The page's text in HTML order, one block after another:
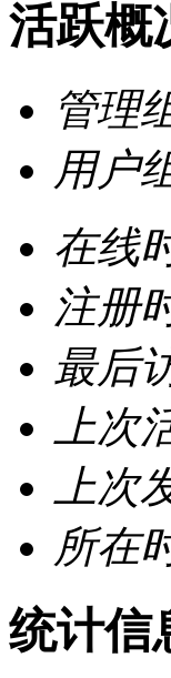
活跃概
管理
用户
在线
注册
最后
上次
上次
所在
统计信